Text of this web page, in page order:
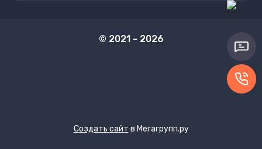
© 2021 - 2026
Создать сайт в Мегагрупп.ру